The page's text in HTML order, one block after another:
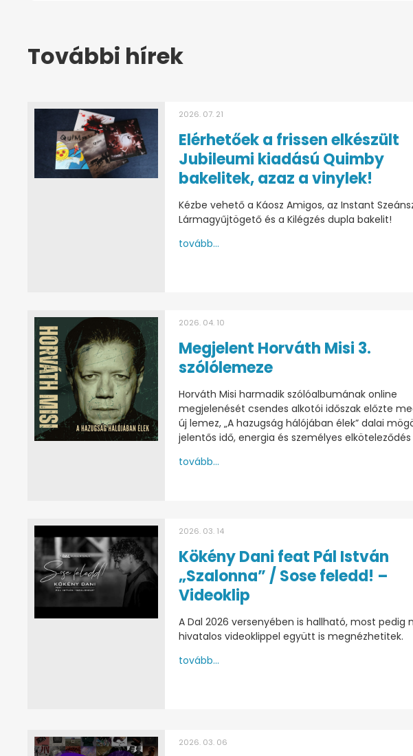
További hírek
2026. 07. 21
Elérhetőek a frissen elkészült
Jubileumi kiadású Quimby
bakelitek, azaz a vinylek!
Kézbe vehető a Káosz Amigos, az Instant
Lármagyűjtögető és a Kilégzés dupla bakelit!
tovább...
2026. 04. 10
Megjelent Horváth Misi 3.
szólólemeze
Horváth Misi harmadik szólóalbumának online
megjelenését csendes alkotói időszak előzte
új lemez, „A hazugság hálójában élek” dalai
jelentős idő, energia és személyes elköteleződés
tovább...
2026. 03. 14
Kökény Dani feat Pál István
„Szalonna” / Sose feledd! –
Videoklip
A Dal 2026 versenyében is hallható, most pedig
hivatalos videoklippel együtt is megnézhetitek.
tovább...
2026. 03. 06